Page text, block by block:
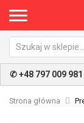
✆ +48 797 009 981
Strona główna